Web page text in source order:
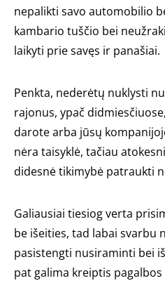
nepalikti savo automobilio
kambario tuščio bei
laikyti prie savęs ir panašiai.
Penkta, nederėtų nuklysti
rajonus, ypač
darote arba jūsų
nėra taisyklė, tačiau
didesnė tikimybė patraukti
Galiausiai tiesiog verta
be išeities, tad labai svarbu
pasistengti nusiraminti bei
pat galima kreiptis